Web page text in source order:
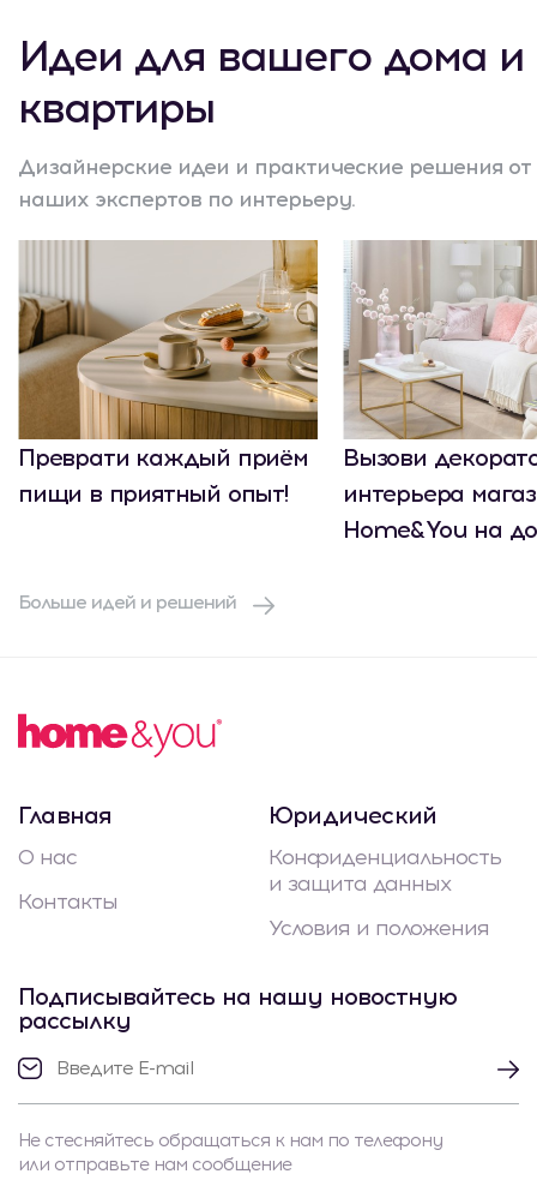
Идеи для вашего дома и
квартиры
Дизайнерские идеи и практические решения от
наших экспертов по интерьеру.
Преврати каждый приём
пищи в приятный опыт!
Вызови
интерьера
Home&You на
Больше идей и решений
Главная
О нас
Контакты
Юридический
Конфиденциальность
и защита данных
Условия и положения
Подписывайтесь на нашу новостную
рассылку
Не стесняйтесь обращаться к нам по телефону
или отправьте нам сообщение